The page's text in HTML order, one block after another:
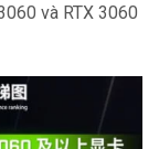
và RTX 3060